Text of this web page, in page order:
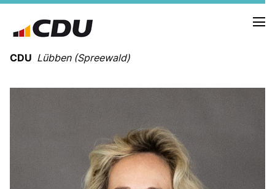
CDU Lübben (Spreewald)
NEUIGKEITEN
TERMINE
UNSERE KANDIDATEN